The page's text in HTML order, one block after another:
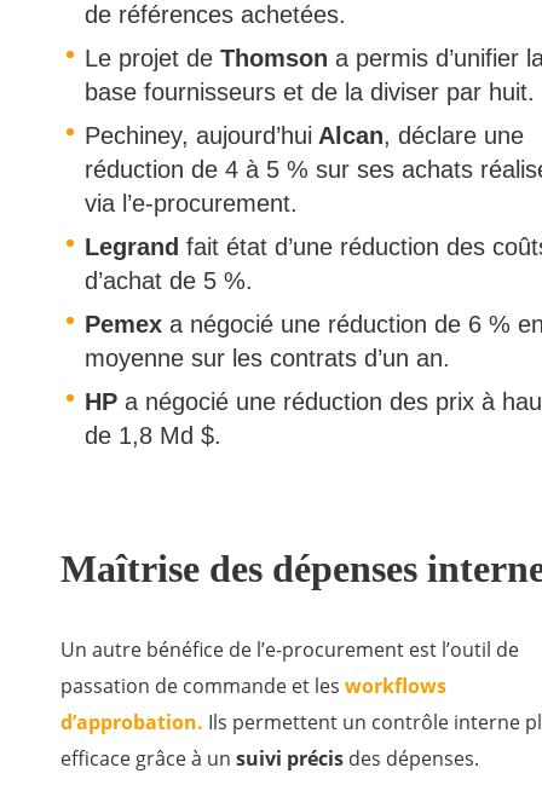
de références achetées.
Le projet de Thomson a permis d’unifier
base fournisseurs et de la diviser par huit.
Pechiney, aujourd’hui Alcan, déclare une
réduction de 4 à 5 % sur ses achats
via l’e-procurement.
Legrand fait état d’une réduction des
d’achat de 5 %.
Pemex a négocié une réduction de 6 %
moyenne sur les contrats d’un an.
HP a négocié une réduction des prix à
de 1,8 Md $.
Maîtrise des dépenses
Un autre bénéfice de l’e-procurement est l’outil de
passation de commande et les workflows
d’approbation. Ils permettent un contrôle interne
efficace grâce à un suivi précis des dépenses.